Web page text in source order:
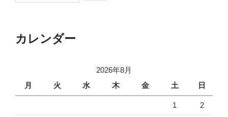
カレンダー
2026年8月
月
火 水 木 金 土 日
1 2